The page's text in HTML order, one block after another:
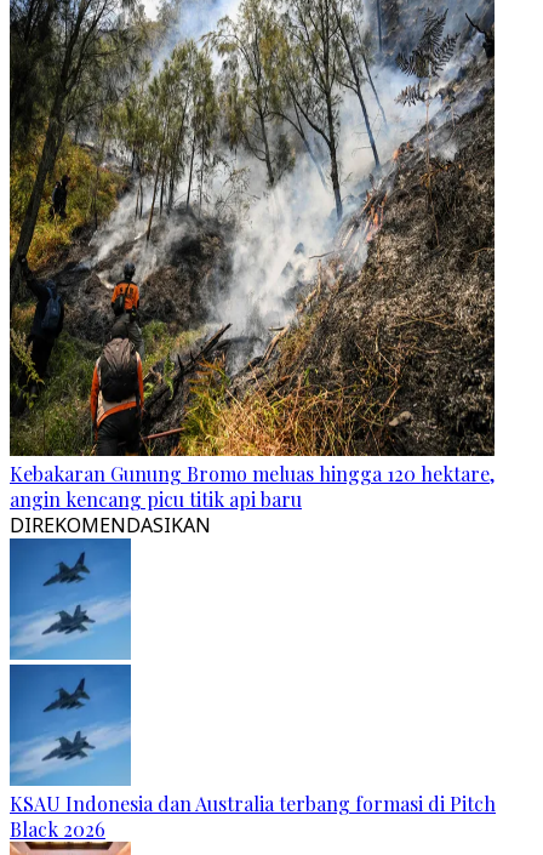
Kebakaran Gunung Bromo meluas hingga 120 hektare,
angin kencang picu titik api baru
DIREKOMENDASIKAN
KSAU Indonesia dan Australia terbang formasi di Pitch
Black 2026